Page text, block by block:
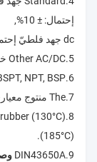
إحتمال: ± 10%,
dc جهد فلطيّ إحتمال: ±1%.
5.Other AC/DC خاصّ يستطيع كنت جعلت إلى زبون أمر.
6.Thread: BSPT, NPT, BSP.
7.The منتوج معياريّ درجة حرارة مائع 80°C (NBR).
(185°C).
9.DIN43650A